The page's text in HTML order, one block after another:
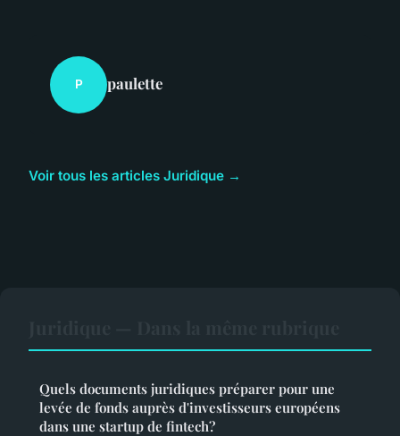
P paulette
Voir tous les articles Juridique →
Quels documents juridiques préparer pour une
levée de fonds auprès d'investisseurs européens
dans une startup de fintech?